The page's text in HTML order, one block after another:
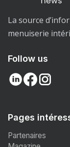
La source
menuiserie
Follow us
Pages
Partenaires